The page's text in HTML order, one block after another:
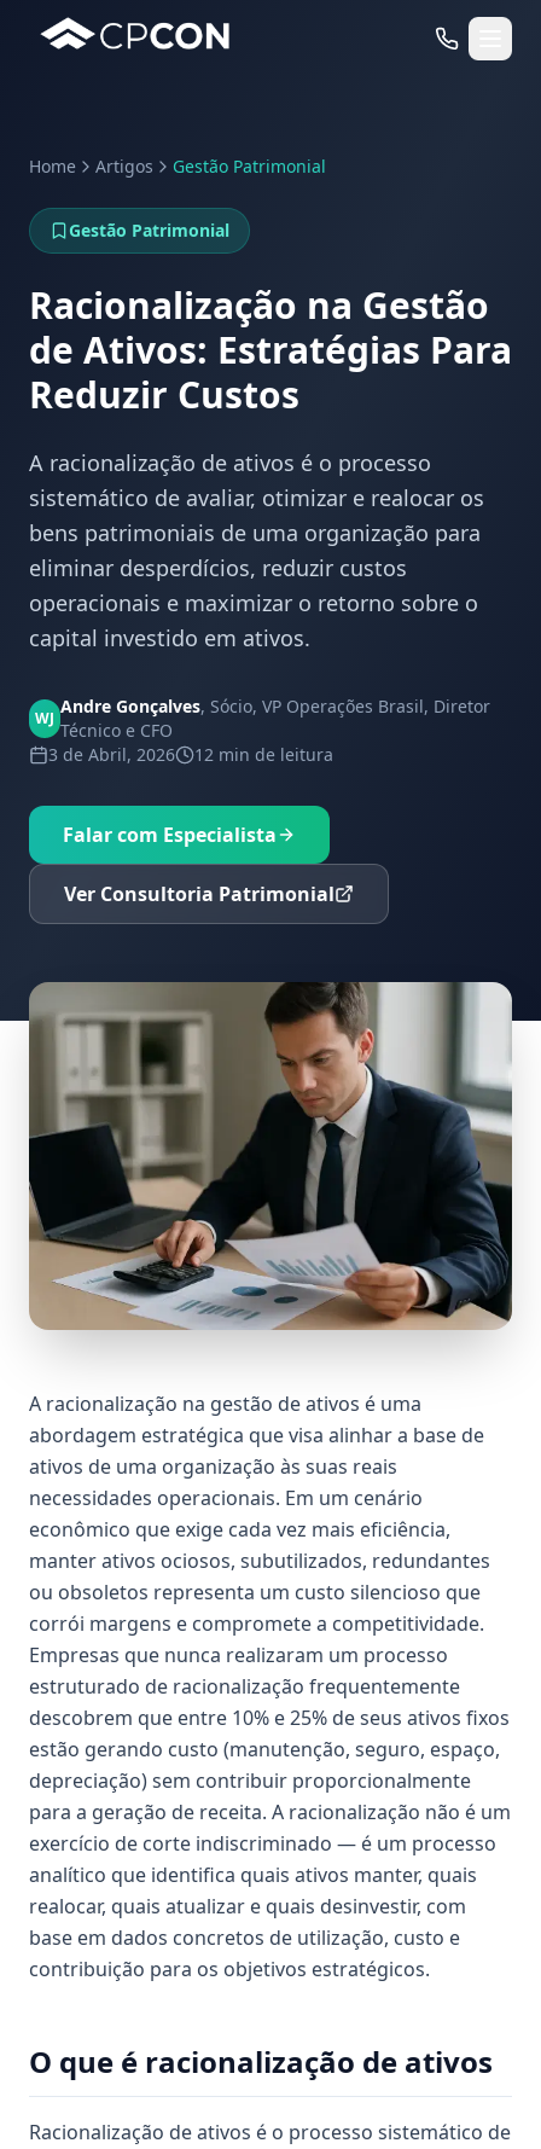
Serviços
Casos de Uso RFID
WhatsApp Fale Conosco
Home Artigos Gestão Patrimonial
Gestão Patrimonial
Racionalização na Gestão
de Ativos: Estratégias Para
Reduzir Custos
A racionalização de ativos é o processo
sistemático de avaliar, otimizar e realocar os
bens patrimoniais de uma organização para
eliminar desperdícios, reduzir custos
operacionais e maximizar o retorno sobre o
capital investido em ativos.
WJ
Andre Gonçalves, Sócio, VP Operações Brasil, Diretor
Técnico e CFO
3 de Abril, 2026
12 min de leitura
Falar com Especialista
Ver Consultoria Patrimonial
A racionalização na gestão de ativos é uma
abordagem estratégica que visa alinhar a base de
ativos de uma organização às suas reais
necessidades operacionais. Em um cenário
econômico que exige cada vez mais eficiência,
manter ativos ociosos, subutilizados, redundantes
ou obsoletos representa um custo silencioso que
corrói margens e compromete a competitividade.
Empresas que nunca realizaram um processo
estruturado de racionalização frequentemente
descobrem que entre 10% e 25% de seus ativos fixos
estão gerando custo (manutenção, seguro, espaço,
depreciação) sem contribuir proporcionalmente
para a geração de receita. A racionalização não é um
exercício de corte indiscriminado — é um processo
analítico que identifica quais ativos manter, quais
realocar, quais atualizar e quais desinvestir, com
base em dados concretos de utilização, custo e
contribuição para os objetivos estratégicos.
O que é racionalização de ativos
Racionalização de ativos é o processo sistemático de